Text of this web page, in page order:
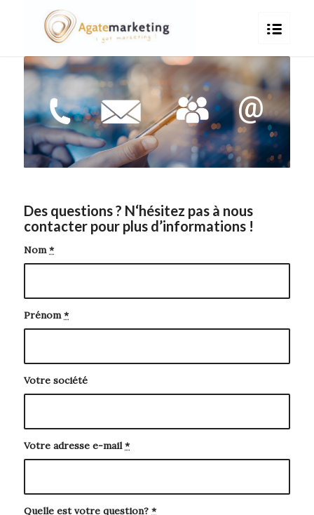
Des questions ? N‘hésitez pas à nous
contacter pour plus d’informations !
Nom*
Prénom*
Votre société
Votre adresse e-mail*
Quelle est votre question? *